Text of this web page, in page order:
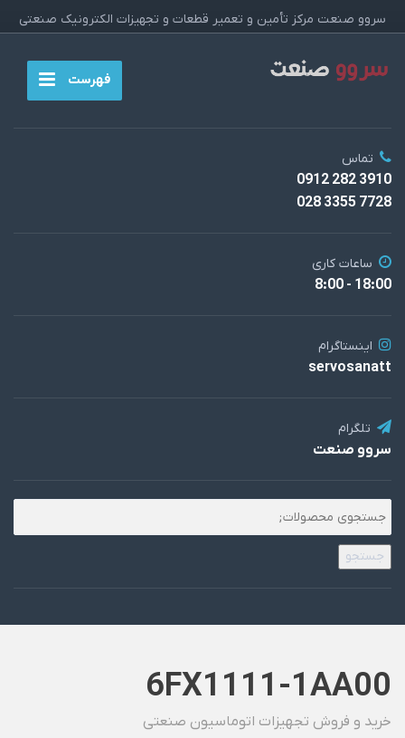
سروو صنعت مرکز تأمین و تعمیر قطعات و تجهیزات الکترونیک صنعتی
فهرست
تماس
3910 282 0912
7728 3355 028
ساعات کاری
18:00 - 8:00
اینستاگرام
servosanatt
تلگرام
سروو صنعت
جستجو
6FX1111-1AA00
خرید و فروش تجهیزات اتوماسیون صنعتی